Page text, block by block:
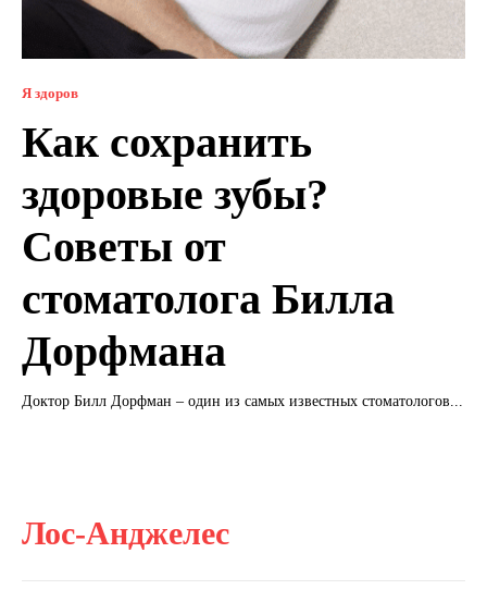
Я здоров
Как сохранить
здоровые зубы?
Советы от
стоматолога Билла
Дорфмана
Доктор Билл Дорфман – один из самых известных стоматологов...
Лос-Анджелес